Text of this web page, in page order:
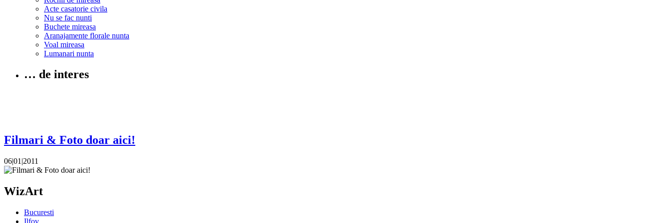
Acte casatorie civila
Nu se fac nunti
Buchete mireasa
Aranajamente florale nunta
Voal mireasa
Lumanari nunta
… de interes
Filmari & Foto doar aici!
06|01|2011
WizArt
Bucuresti
Ilfov